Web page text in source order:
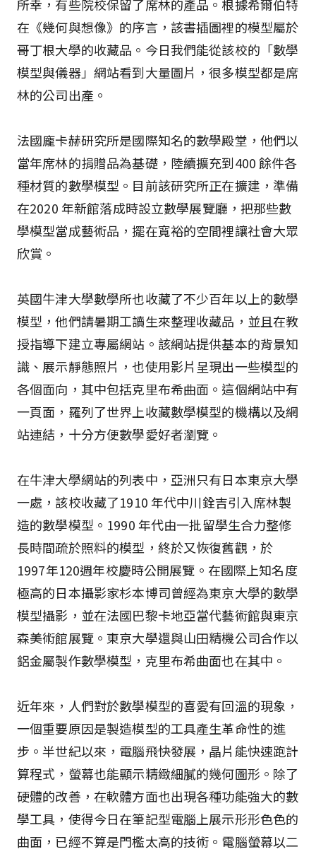
所幸，有些院校保留了席林的產品。根據希爾伯特
在《幾何與想像》的序言，該書插圖裡的模型屬於
哥丁根大學的收藏品。今日我們能從該校的「數學
模型與儀器」網站看到大量圖片，很多模型都是席
林的公司出產。
法國龐卡赫研究所是國際知名的數學殿堂，他們以
當年席林的捐贈品為基礎，陸續擴充到400 餘件各
種材質的數學模型。目前該研究所正在擴建，準備
在2020 年新館落成時設立數學展覽廳，把那些數
學模型當成藝術品，擺在寬裕的空間裡讓社會大眾
欣賞。
英國牛津大學數學所也收藏了不少百年以上的數學
模型，他們請暑期工讀生來整理收藏品，並且在教
授指導下建立專屬網站。該網站提供基本的背景知
識、展示靜態照片，也使用影片呈現出一些模型的
各個面向，其中包括克里布希曲面。這個網站中有
一頁面，羅列了世界上收藏數學模型的機構以及網
站連結，十分方便數學愛好者瀏覽。
在牛津大學網站的列表中，亞洲只有日本東京大學
一處，該校收藏了1910 年代中川銓吉引入席林製
造的數學模型。1990 年代由一批留學生合力整修
長時間疏於照料的模型，終於又恢復舊觀，於
1997年120週年校慶時公開展覽。在國際上知名度
極高的日本攝影家杉本博司曾經為東京大學的數學
模型攝影，並在法國巴黎卡地亞當代藝術館與東京
森美術館展覽。東京大學還與山田精機公司合作以
鋁金屬製作數學模型，克里布希曲面也在其中。
近年來，人們對於數學模型的喜愛有回溫的現象，
一個重要原因是製造模型的工具產生革命性的進
步。半世紀以來，電腦飛快發展，晶片能快速跑計
算程式，螢幕也能顯示精緻細膩的幾何圖形。除了
硬體的改善，在軟體方面也出現各種功能強大的數
學工具，使得今日在筆記型電腦上展示形形色色的
曲面，已經不算是門檻太高的技術。電腦螢幕以二